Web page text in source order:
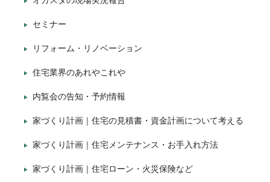
セミナー
リフォーム・リノベーション
住宅業界のあれやこれや
内覧会の告知・予約情報
家づくり計画｜住宅の見積書・資金計画について考える
家づくり計画｜住宅メンテナンス・お手入れ方法
家づくり計画｜住宅ローン・火災保険など